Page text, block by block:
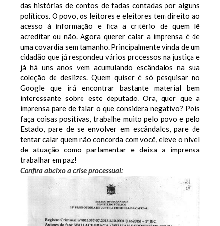
das histórias de contos de fadas contadas por alguns
políticos. O povo, os leitores e eleitores tem direito ao
acesso à informação e fica a critério de quem lê
acreditar ou não. Agora querer calar a imprensa é de
uma covardia sem tamanho. Principalmente vinda de um
cidadão que já respondeu vários processos na justiça e
já há uns anos vem acumulando escândalos na sua
coleção de deslizes. Quem quiser é só pesquisar no
Google que irá encontrar bastante material bem
interessante sobre este deputado. Ora, quer que a
imprensa pare de falar o que considera negativo? Pois
faça coisas positivas, trabalhe muito pelo povo e pelo
Estado, pare de se envolver em escândalos, pare de
tentar calar quem não concorda com você, eleve o nível
de atuação como parlamentar e deixa a imprensa
trabalhar em paz!
Confira abaixo a crise processual: